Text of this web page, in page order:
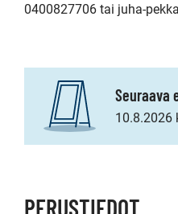
0400827706 tai juha-
Seuraava
10.8.2026
PERUSTIEDOT